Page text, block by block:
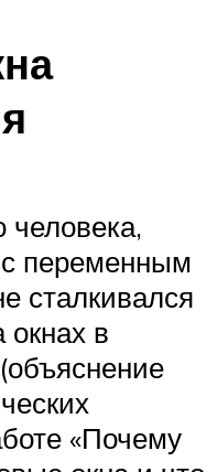
человека,
переменным
сталкивался
окнах в
«Почему